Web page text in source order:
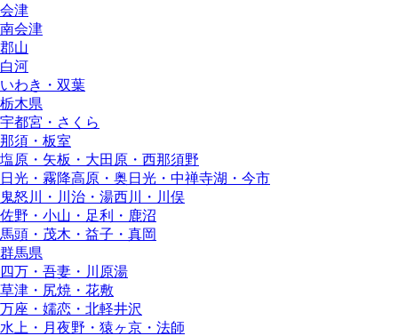
会津
南会津
郡山
白河
いわき・双葉
栃木県
宇都宮・さくら
那須・板室
塩原・矢板・大田原・西那須野
日光・霧降高原・奥日光・中禅寺湖・今市
鬼怒川・川治・湯西川・川俣
佐野・小山・足利・鹿沼
馬頭・茂木・益子・真岡
群馬県
四万・吾妻・川原湯
草津・尻焼・花敷
万座・嬬恋・北軽井沢
水上・月夜野・猿ヶ京・法師